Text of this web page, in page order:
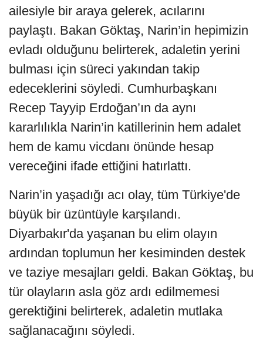
ailesiyle bir araya gelerek, acılarını
paylaştı. Bakan Göktaş, Narin’in hepimizin
evladı olduğunu belirterek, adaletin yerini
bulması için süreci yakından takip
edeceklerini söyledi. Cumhurbaşkanı
Recep Tayyip Erdoğan’ın da aynı
kararlılıkla Narin’in katillerinin hem adalet
hem de kamu vicdanı önünde hesap
vereceğini ifade ettiğini hatırlattı.
Narin’in yaşadığı acı olay, tüm Türkiye'de
büyük bir üzüntüyle karşılandı.
Diyarbakır'da yaşanan bu elim olayın
ardından toplumun her kesiminden destek
ve taziye mesajları geldi. Bakan Göktaş, bu
tür olayların asla göz ardı edilmemesi
gerektiğini belirterek, adaletin mutlaka
sağlanacağını söyledi.